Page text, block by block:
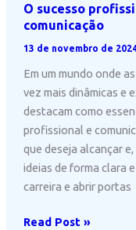
na
construção
de
uma
carreira
sólida
O sucesso
comunicação
13 de novembro de
Em um mundo onde
vez mais dinâmicas e
destacam como
profissional e
que deseja alcançar
ideias de forma clara
carreira e abrir portas
O
Read Post »